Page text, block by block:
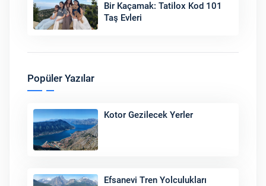
Bir Kaçamak: Tatilox Kod 101
Taş Evleri
Popüler Yazılar
Kotor Gezilecek Yerler
Efsanevi Tren Yolculukları